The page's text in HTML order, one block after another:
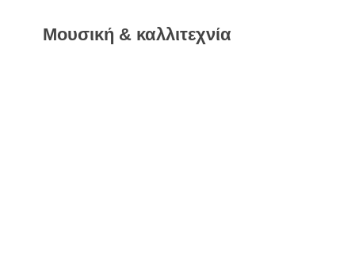
Μουσική & καλλιτεχνία